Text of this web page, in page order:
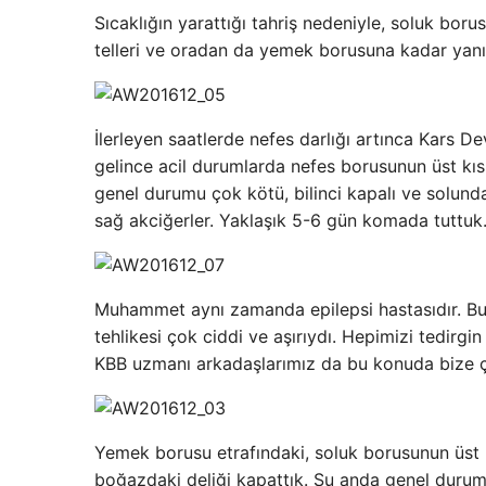
Sıcaklığın yarattığı tahriş nedeniyle, soluk
telleri ve oradan da yemek borusuna kadar
İlerleyen saatlerde nefes darlığı artınca Kars
gelince acil durumlarda nefes borusunun üst
genel durumu çok kötü, bilinci kapalı ve
sağ akciğerler. Yaklaşık 5-6 gün komada tuttuk.
Muhammet aynı zamanda epilepsi hastasıdır.
tehlikesi çok ciddi ve aşırıydı. Hepimizi
KBB uzmanı arkadaşlarımız da bu konuda
Yemek borusu etrafındaki, soluk borusunun
boğazdaki deliği kapattık. Şu anda genel